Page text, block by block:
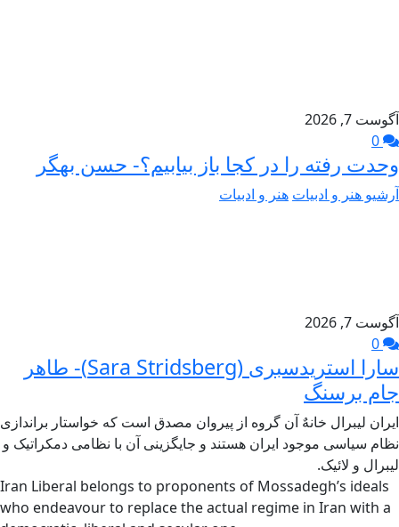
آگوست 7, 2026
وحدت رفته را در کجا باز بیابیم؟- حسن بهگر
آرشیو هنر و ادبیات هنر و ادبیات
آگوست 7, 2026
سارا استریدسبری (Sara Stridsberg)- طاهر
جام برسنگ
ایران لیبرال خانهٌ آن گروه از پیروان مصدق است که خواستار براندازی
نظام سیاسی موجود ایران هستند و جایگزینی آن با نظامی دمکراتیک و
لیبرال و لائیک.
Iran Liberal belongs to proponents of Mossadegh’s ideals
who endeavour to replace the actual regime in Iran with a